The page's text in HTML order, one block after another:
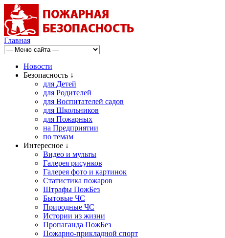
Главная
Новости
Безопасность ↓
для Детей
для Родителей
для Воспитателей садов
для Школьников
для Пожарных
на Предприятии
по темам
Интересное ↓
Видео и мульты
Галерея рисунков
Галерея фото и картинок
Статистика пожаров
Штрафы ПожБез
Бытовые ЧС
Природные ЧС
Истории из жизни
Пропаганда ПожБез
Пожарно-прикладной спорт